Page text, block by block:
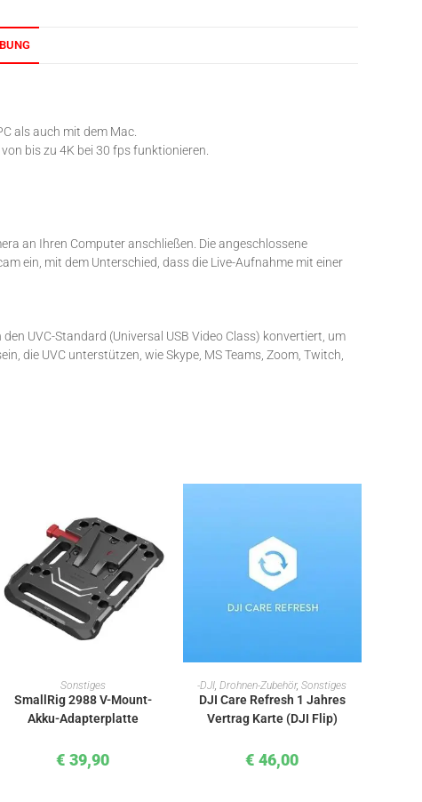
als auch mit dem Mac.
bis zu 4K bei 30 fps funktionieren.
an Ihren Computer anschließen. Die angeschlossene
ein, mit dem Unterschied, dass die Live-Aufnahme mit einer
UVC-Standard (Universal USB Video Class) konvertiert, um
die UVC unterstützen, wie Skype, MS Teams, Zoom, Twitch,
IN DEN WARENKORB
Sonstiges
SmallRig 2988 V-Mount-
Akku-Adapterplatte
€ 39,90
IN DEN WARENKORB
-DJI,Drohnen-Zubehör,Sonstiges
DJI Care Refresh 1 Jahres
Vertrag Karte (DJI Flip)
€ 46,00